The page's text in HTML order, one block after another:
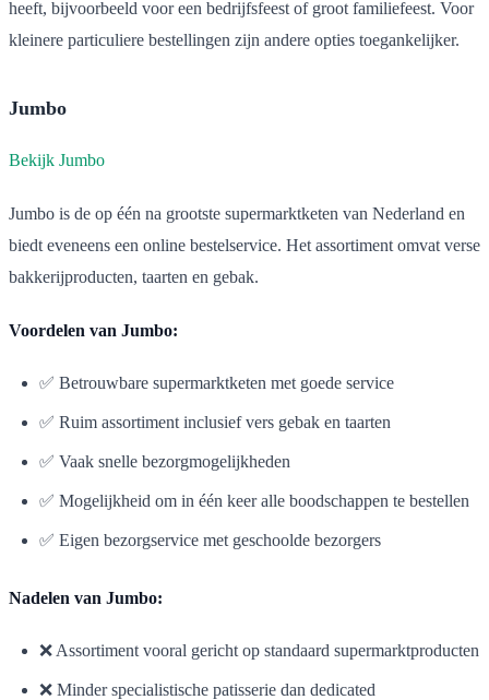
heeft, bijvoorbeeld voor een bedrijfsfeest of groot familiefeest. Voor
kleinere particuliere bestellingen zijn andere opties toegankelijker.
Jumbo
Bekijk Jumbo
Jumbo is de op één na grootste supermarktketen van Nederland en
biedt eveneens een online bestelservice. Het assortiment omvat verse
bakkerijproducten, taarten en gebak.
Voordelen van Jumbo:
✅ Betrouwbare supermarktketen met goede service
✅ Ruim assortiment inclusief vers gebak en taarten
✅ Vaak snelle bezorgmogelijkheden
✅ Mogelijkheid om in één keer alle boodschappen te bestellen
✅ Eigen bezorgservice met geschoolde bezorgers
Nadelen van Jumbo:
❌ Assortiment vooral gericht op standaard supermarktproducten
❌ Minder specialistische patisserie dan dedicated